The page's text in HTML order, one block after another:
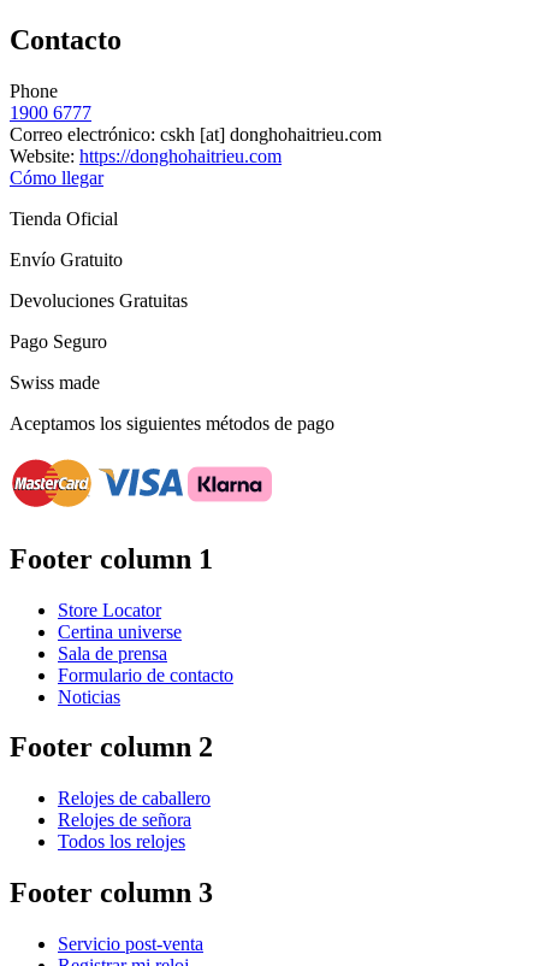
Contacto
Phone
1900 6777
Correo electrónico: cskh [at] donghohaitrieu.com
Website: https://donghohaitrieu.com
Cómo llegar
Tienda Oficial
Envío Gratuito
Devoluciones Gratuitas
Pago Seguro
Swiss made
Aceptamos los siguientes métodos de pago
Footer column 1
Store Locator
Certina universe
Sala de prensa
Formulario de contacto
Noticias
Footer column 2
Relojes de caballero
Relojes de señora
Todos los relojes
Footer column 3
Servicio post-venta